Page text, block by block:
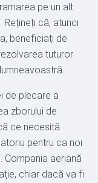
pe un alt
că, atunci
beneficiați de
tuturor
de plecare a
zborului de
ce necesită
pentru ca noi
Compania aeriană
chiar dacă va fi